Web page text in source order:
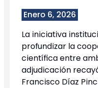
Enero 6, 2026
La iniciativa
profundizar la
científica entre
adjudicación
Francisco Díaz